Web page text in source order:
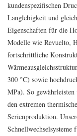
kundenspezifischen
Langlebigkeit und
Eigenschaften für die
Modelle wie Revuelto,
fortschrittliche
300 °C) sowie
MPa). So
den extremen
Serienproduktion.